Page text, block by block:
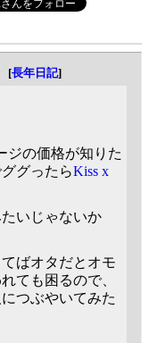
[長年日記]
ジの価格が知りた
グったらKiss x
いじゃないか
ばオタだとオモ
ても困るので、
つぶやいてみた